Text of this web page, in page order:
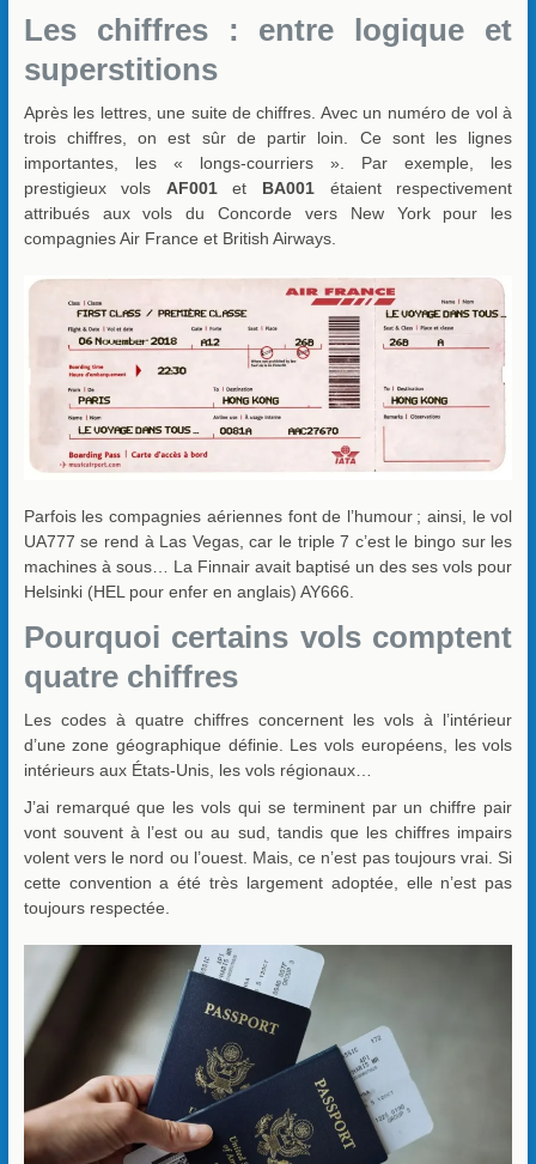
Les chiffres : entre logique et
superstitions
Après les lettres, une suite de chiffres. Avec un numéro de vol à
trois chiffres, on est sûr de partir loin. Ce sont les lignes
importantes, les « longs-courriers ». Par exemple, les
prestigieux vols AF001et BA001 étaient respectivement
attribués aux vols du Concorde vers New York pour les
compagnies Air France et British Airways.
Parfois les compagnies aériennes font de l’humour ; ainsi, le vol
UA777 se rend à Las Vegas, car le triple 7 c’est le bingo sur les
machines à sous… La Finnair avait baptisé un des ses vols pour
Helsinki (HEL pour enfer en anglais) AY666.
Pourquoi certains vols comptent
quatre chiffres
Les codes à quatre chiffres concernent les vols à l’intérieur
d’une zone géographique définie. Les vols européens, les vols
intérieurs aux États-Unis, les vols régionaux…
J’ai remarqué que les vols qui se terminent par un chiffre pair
vont souvent à l’est ou au sud, tandis que les chiffres impairs
volent vers le nord ou l’ouest. Mais, ce n’est pas toujours vrai. Si
cette convention a été très largement adoptée, elle n’est pas
toujours respectée.